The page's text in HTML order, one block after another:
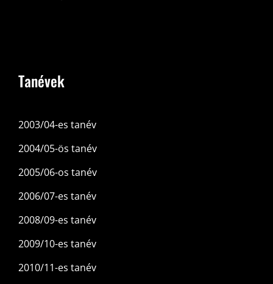
Tanévek
2003/04-es tanév
2004/05-ös tanév
2005/06-os tanév
2006/07-es tanév
2008/09-es tanév
2009/10-es tanév
2010/11-es tanév